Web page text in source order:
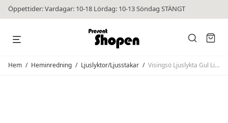
Öppettider: Vardagar: 10-18 Lördag: 10-13 Söndag STÄNGT
Hem / Heminredning / Ljuslyktor/Ljusstakar / Visingsö Ljuslykta Gul Liten